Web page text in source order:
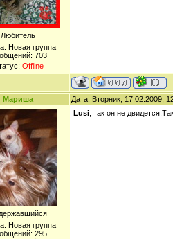
Любитель
Новая группа
703
Offline
Мариша Дата: Вторник, 17.02.2009,
Новая группа
295
Lusi , так он не